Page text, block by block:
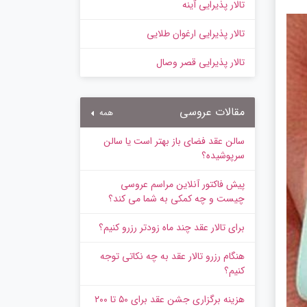
تالار پذیرایی آینه
تالار پذیرایی ارغوان طلایی
تالار پذیرایی قصر وصال
مقالات عروسی همه
سالن عقد فضای باز بهتر است یا سالن
سرپوشیده؟
پیش‌ فاکتور آنلاین مراسم عروسی
چیست و چه کمکی به شما می کند؟
برای تالار عقد چند ماه زودتر رزرو کنیم؟
هنگام رزرو تالار عقد به چه نکاتی توجه
کنیم؟
هزینه برگزاری جشن عقد برای ۵۰ تا ۲۰۰